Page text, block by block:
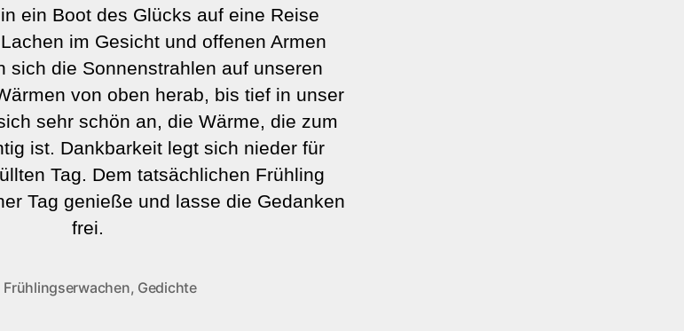
ein Boot des Glücks auf eine Reise
im Gesicht und offenen Armen
sich die Sonnenstrahlen auf unseren
von oben herab, bis tief in unser
sehr schön an, die Wärme, die zum
ist. Dankbarkeit legt sich nieder für
Tag. Dem tatsächlichen Frühling
Tag genieße und lasse die Gedanken
frei.
Frühlingserwachen, Gedichte